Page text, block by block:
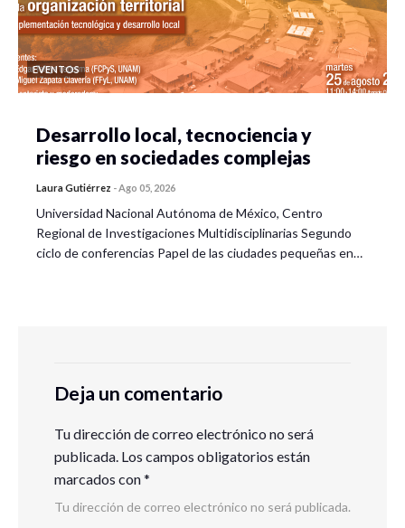
EVENTOS
Desarrollo local, tecnociencia y
riesgo en sociedades complejas
Laura Gutiérrez -Ago 05, 2026
Universidad Nacional Autónoma de México, Centro
Regional de Investigaciones Multidisciplinarias Segundo
ciclo de conferencias Papel de las ciudades pequeñas en…
Deja un comentario
Tu dirección de correo electrónico no será
publicada. Los campos obligatorios están
marcados con*
Tu dirección de correo electrónico no será publicada.